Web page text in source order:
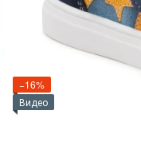
−16%
Видео